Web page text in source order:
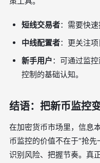
短线交易者：需要快
中线配置者：更关注项
新手用户：可通过监
控制的基础认知。
结语：把新币监控
在加密货币市场里，信息
币监控的价值不在于“抢先
识别风险、把握节奏。真